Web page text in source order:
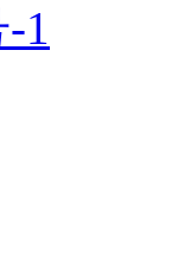
1